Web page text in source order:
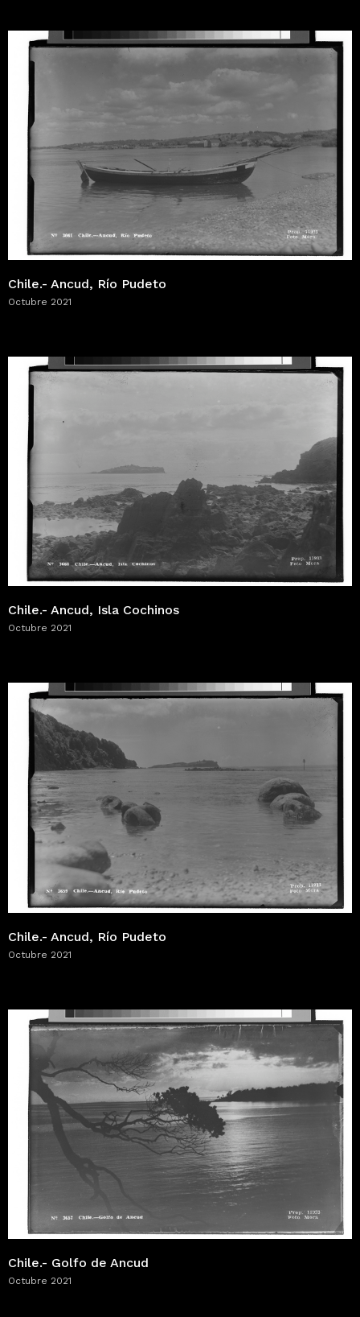
Chile.- Ancud, Río Pudeto
Octubre 2021
Chile.- Ancud, Isla Cochinos
Octubre 2021
Chile.- Ancud, Río Pudeto
Octubre 2021
Chile.- Golfo de Ancud
Octubre 2021